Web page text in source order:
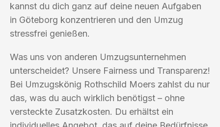
kannst du dich ganz auf deine neuen Aufgaben
in Göteborg konzentrieren und den Umzug
stressfrei genießen.
Was uns von anderen Umzugsunternehmen
unterscheidet? Unsere Fairness und Transparenz!
Bei Umzugskönig Rothschild Moers zahlst du nur
das, was du auch wirklich benötigst – ohne
versteckte Zusatzkosten. Du erhältst ein